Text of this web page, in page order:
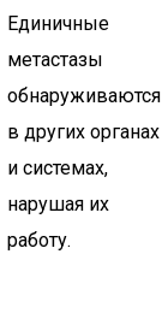
Единичные
метастазы
обнаруживаются
в других органах
и системах,
нарушая их
работу.